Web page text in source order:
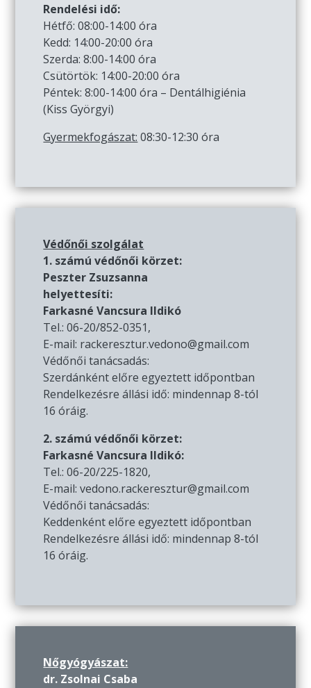
Rendelési idő:
Hétfő: 08:00-14:00 óra
Kedd: 14:00-20:00 óra
Szerda: 8:00-14:00 óra
Csütörtök: 14:00-20:00 óra
Péntek: 8:00-14:00 óra – Dentálhigiénia
(Kiss Györgyi)
Gyermekfogászat: 08:30-12:30 óra
Védőnői szolgálat
1. számú védőnői körzet:
Peszter Zsuzsanna
helyettesíti:
Farkasné Vancsura Ildikó
Tel.: 06-20/852-0351,
E-mail: rackeresztur.vedono@gmail.com
Védőnői tanácsadás:
Szerdánként előre egyeztett időpontban
Rendelkezésre állási idő: mindennap 8-tól
16 óráig.
2. számú védőnői körzet:
Farkasné Vancsura Ildikó:
Tel.: 06-20/225-1820,
E-mail: vedono.rackeresztur@gmail.com
Védőnői tanácsadás:
Keddenként előre egyeztett időpontban
Rendelkezésre állási idő: mindennap 8-tól
16 óráig.
Nőgyógyászat:
dr. Zsolnai Csaba